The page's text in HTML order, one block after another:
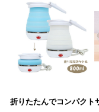
折りたたんでコンパクト